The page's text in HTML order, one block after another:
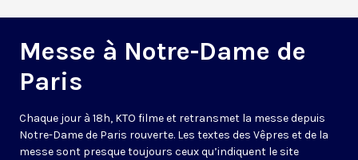
Messe à Notre-Dame de
Paris
Chaque jour à 18h, KTO filme et retransmet la messe depuis
Notre-Dame de Paris rouverte. Les textes des Vêpres et de la
messe sont presque toujours ceux qu’indiquent le site